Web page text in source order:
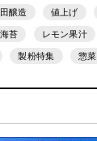
醸造 値上げ
海苔 レモン果汁
製粉特集 惣菜